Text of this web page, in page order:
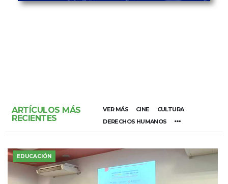
ARTÍCULOS MÁS
RECIENTES
VER MÁS CINE
CULTURA
DERECHOS HUMANOS
EDUCACIÓN